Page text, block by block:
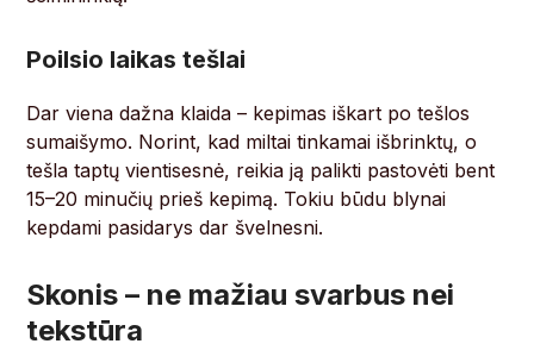
Poilsio laikas tešlai
Dar viena dažna klaida – kepimas iškart po tešlos
sumaišymo. Norint, kad miltai tinkamai išbrinktų, o
tešla taptų vientisesnė, reikia ją palikti pastovėti bent
15–20 minučių prieš kepimą. Tokiu būdu blynai
kepdami pasidarys dar švelnesni.
Skonis – ne mažiau svarbus nei
tekstūra